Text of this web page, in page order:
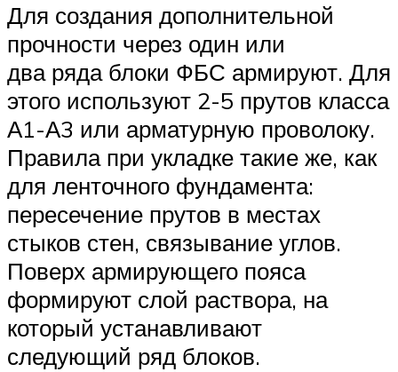
Для создания дополнительной
прочности через один или
два ряда блоки ФБС армируют. Для
этого используют 2-5 прутов класса
А1-А3 или арматурную проволоку.
Правила при укладке такие же, как
для ленточного фундамента:
пересечение прутов в местах
стыков стен, связывание углов.
Поверх армирующего пояса
формируют слой раствора, на
который устанавливают
следующий ряд блоков.